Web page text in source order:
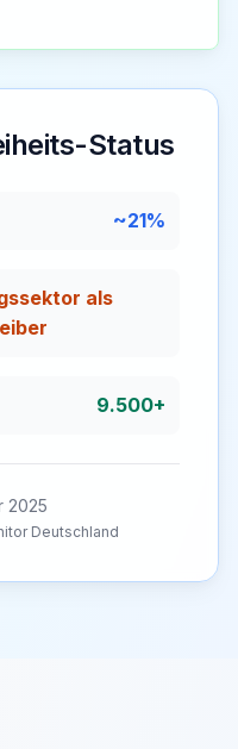
Status
~21%
als
9.500+
2025
Deutschland